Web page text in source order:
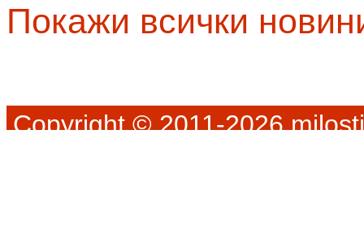
Покажи всички
Copyright © 2011-2026